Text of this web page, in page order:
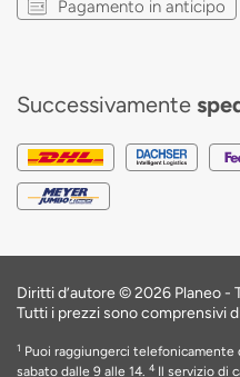
Pagamento in anticipo
Successivamente
Diritti d’autore © 2026 Planeo -
Tutti i prezzi sono comprensivi
1 Puoi raggiungerci telefonicamente
sabato dalle 9 alle 14. 4 Il servizio di